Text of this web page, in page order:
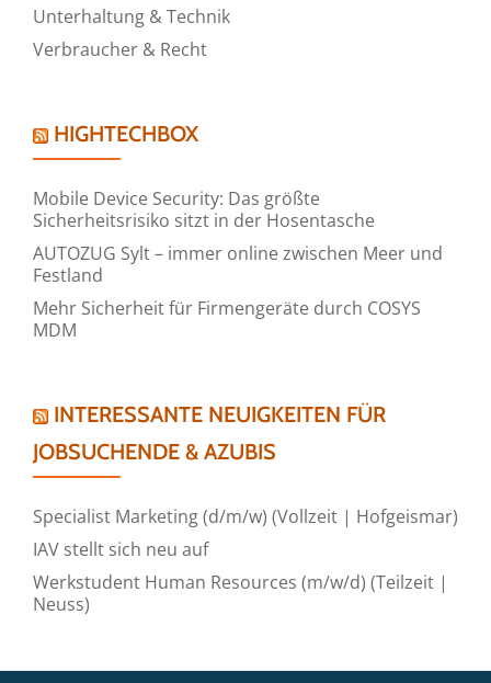
Unterhaltung & Technik
Verbraucher & Recht
HIGHTECHBOX
Mobile Device Security: Das größte
Sicherheitsrisiko sitzt in der Hosentasche
AUTOZUG Sylt – immer online zwischen Meer und
Festland
Mehr Sicherheit für Firmengeräte durch COSYS
MDM
INTERESSANTE NEUIGKEITEN FÜR
JOBSUCHENDE & AZUBIS
Specialist Marketing (d/m/w) (Vollzeit | Hofgeismar)
IAV stellt sich neu auf
Werkstudent Human Resources (m/w/d) (Teilzeit |
Neuss)